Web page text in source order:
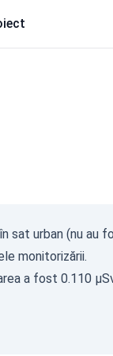
sat urban (nu
monitorizării.
a fost 0.110
(µSv/h)
591
299